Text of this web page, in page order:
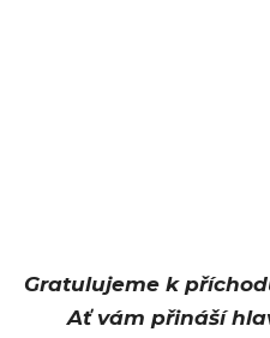
Gratulujeme k
Ať vám přináší